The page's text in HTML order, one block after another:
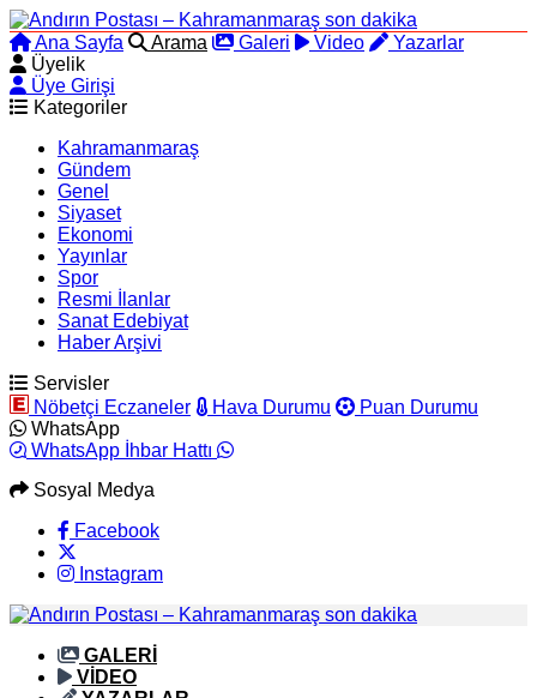
Ana Sayfa Arama Galeri Video
Yazarlar
Üyelik
Üye Girişi
Kategoriler
Kahramanmaraş
Gündem
Genel
Siyaset
Ekonomi
Yayınlar
Spor
Resmi İlanlar
Sanat Edebiyat
Haber Arşivi
Servisler
Nöbetçi Eczaneler
Hava Durumu
Puan Durumu
WhatsApp
WhatsApp İhbar Hattı
Sosyal Medya
Facebook
Instagram
GALERİ
VİDEO